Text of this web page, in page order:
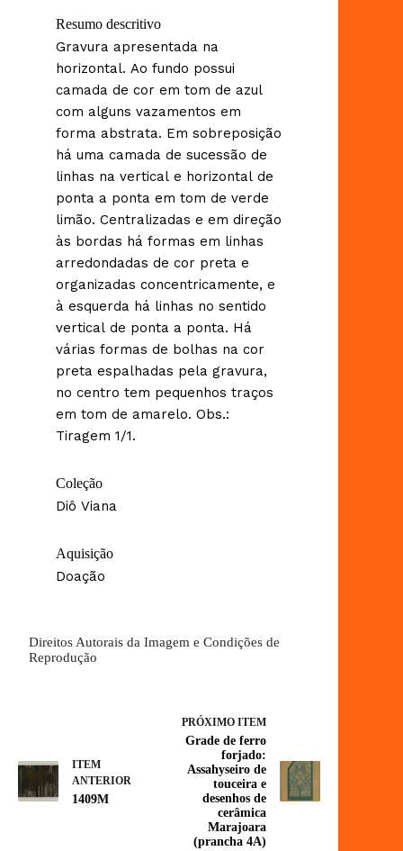
Resumo descritivo
Gravura apresentada na
horizontal. Ao fundo possui
camada de cor em tom de azul
com alguns vazamentos em
forma abstrata. Em sobreposição
há uma camada de sucessão de
linhas na vertical e horizontal de
ponta a ponta em tom de verde
limão. Centralizadas e em direção
às bordas há formas em linhas
arredondadas de cor preta e
organizadas concentricamente, e
à esquerda há linhas no sentido
vertical de ponta a ponta. Há
várias formas de bolhas na cor
preta espalhadas pela gravura,
no centro tem pequenhos traços
em tom de amarelo. Obs.:
Tiragem 1/1.
Coleção
Diô Viana
Aquisição
Doação
Direitos Autorais da Imagem e Condições de
Reprodução
ITEM
ANTERIOR
1409M
PRÓXIMO ITEM
Grade de ferro
forjado:
Assahyseiro de
touceira e
desenhos de
cerâmica
Marajoara
(prancha 4A)